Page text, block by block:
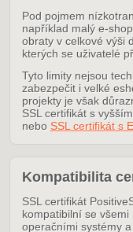
Pod pojmem
například malý e-
obraty v celkové výši
kterých se uživatelé
Tyto limity nejsou
zabezpečit i velké
projekty je však
SSL certifikát s
nebo SSL certifikát s
Kompatibilita
SSL certifikát
kompatibilní se
operačními systémy